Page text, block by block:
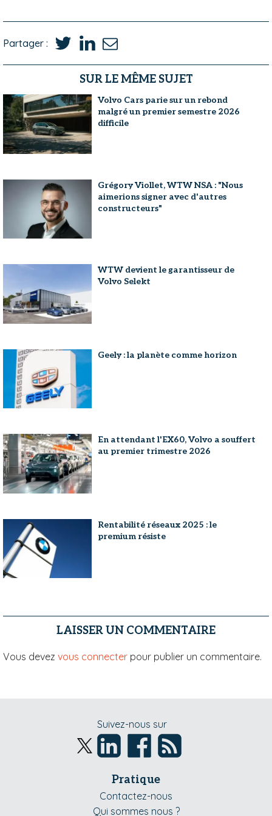
Partager :
SUR LE MÊME SUJET
Volvo Cars parie sur un rebond
malgré un premier semestre 2026
difficile
Grégory Viollet, WTW NSA : "Nous
aimerions signer avec d'autres
constructeurs"
WTW devient le garantisseur de
Volvo Selekt
Geely : la planète comme horizon
En attendant l'EX60, Volvo a souffert
au premier trimestre 2026
Rentabilité réseaux 2025 : le
premium résiste
LAISSER UN COMMENTAIRE
Vous devez vous connecter pour publier un commentaire.
Suivez-nous sur
Pratique
Contactez-nous
Qui sommes nous ?